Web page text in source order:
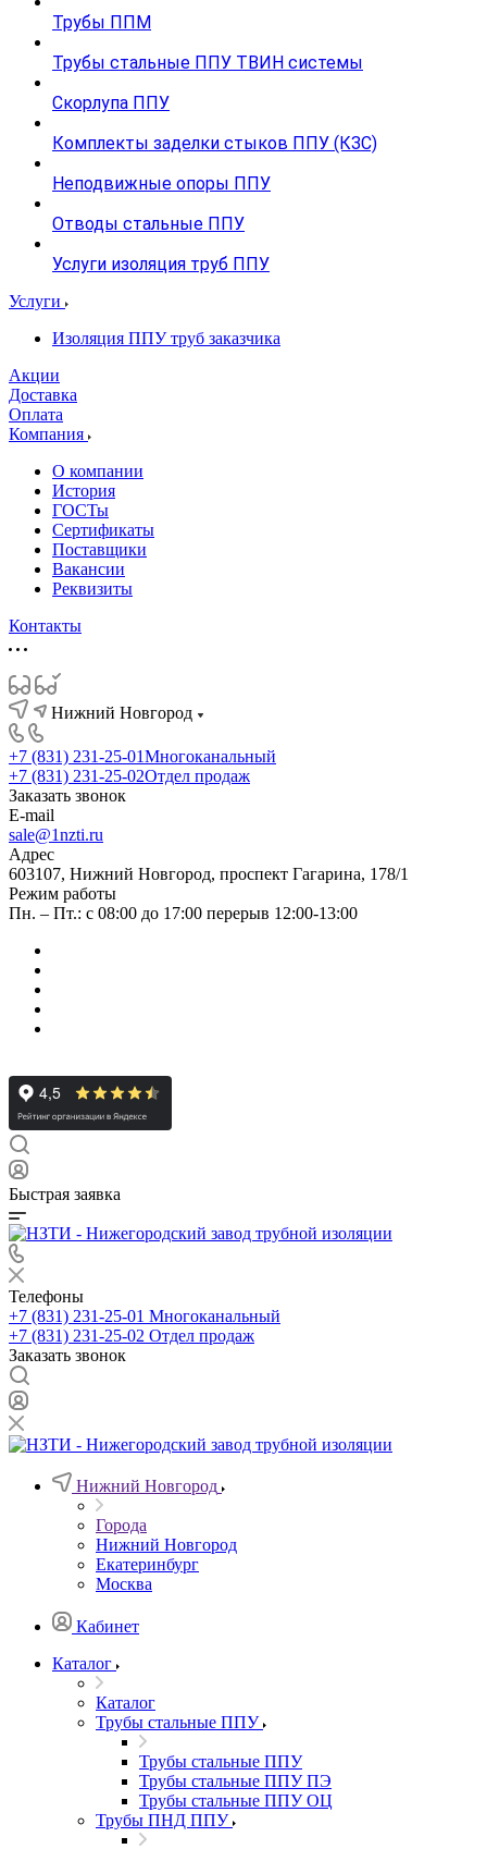
Трубы ППМ
Трубы стальные ППУ ТВИН системы
Скорлупа ППУ
Комплекты заделки стыков ППУ (КЗС)
Неподвижные опоры ППУ
Отводы стальные ППУ
Услуги изоляция труб ППУ
Услуги
Изоляция ППУ труб заказчика
Акции
Доставка
Оплата
Компания
О компании
История
ГОСТы
Сертификаты
Поставщики
Вакансии
Реквизиты
Контакты
Нижний Новгород
+7 (831) 231-25-01Многоканальный
+7 (831) 231-25-02Отдел продаж
Заказать звонок
E-mail
sale@1nzti.ru
Адрес
603107, Нижний Новгород, проспект Гагарина, 178/1
Режим работы
Пн. – Пт.: с 08:00 до 17:00 перерыв 12:00-13:00
Быстрая заявка
Телефоны
+7 (831) 231-25-01 Многоканальный
+7 (831) 231-25-02 Отдел продаж
Заказать звонок
Нижний Новгород
Города
Нижний Новгород
Екатеринбург
Москва
Кабинет
Каталог
Каталог
Трубы стальные ППУ
Трубы стальные ППУ
Трубы стальные ППУ ПЭ
Трубы стальные ППУ ОЦ
Трубы ПНД ППУ